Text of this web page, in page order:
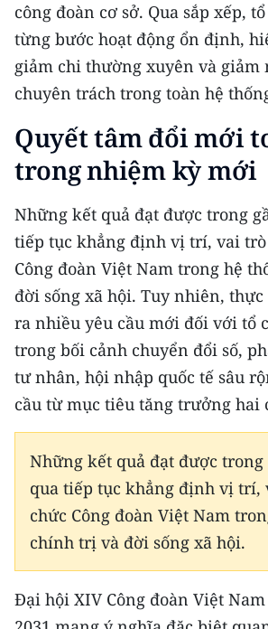
công đoàn cơ sở. Qua sắp xếp,
từng bước hoạt động ổn định,
giảm chi thường xuyên và giảm
chuyên trách trong toàn hệ
Quyết tâm đổi mới
trong nhiệm kỳ mới
Những kết quả đạt được trong
tiếp tục khẳng định vị trí, vai trò
Công đoàn Việt Nam trong hệ
đời sống xã hội. Tuy nhiên,
ra nhiều yêu cầu mới đối với tổ
trong bối cảnh chuyển đổi số,
tư nhân, hội nhập quốc tế sâu
cầu từ mục tiêu tăng trưởng hai
Những kết quả đạt được trong
qua tiếp tục khẳng định vị trí,
chức Công đoàn Việt Nam
chính trị và đời sống xã hội.
Đại hội XIV Công đoàn Việt